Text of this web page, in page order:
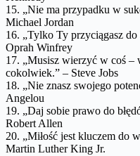
15. „Nie ma przypadku w
Michael Jordan
16. „Tylko Ty przyciągasz
Oprah Winfrey
17. „Musisz wierzyć w coś
cokolwiek.” – Steve Jobs
18. „Nie znasz swojego
Angelou
19. „Daj sobie prawo do
Robert Allen
20. „Miłość jest kluczem do
Martin Luther King Jr.